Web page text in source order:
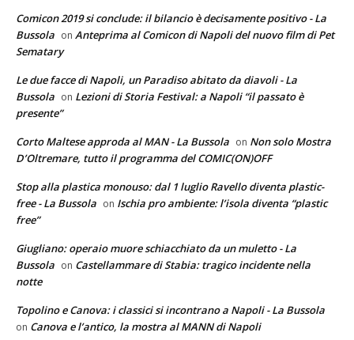
Comicon 2019 si conclude: il bilancio è decisamente positivo - La
Bussola on Anteprima al Comicon di Napoli del nuovo film di Pet
Sematary
Le due facce di Napoli, un Paradiso abitato da diavoli - La
Bussola on Lezioni di Storia Festival: a Napoli “il passato è
presente”
Corto Maltese approda al MAN - La Bussola on Non solo Mostra
D’Oltremare, tutto il programma del COMIC(ON)OFF
Stop alla plastica monouso: dal 1 luglio Ravello diventa plastic-
free - La Bussola on Ischia pro ambiente: l’isola diventa “plastic
free”
Giugliano: operaio muore schiacchiato da un muletto - La
Bussola on Castellammare di Stabia: tragico incidente nella
notte
Topolino e Canova: i classici si incontrano a Napoli - La Bussola
on Canova e l’antico, la mostra al MANN di Napoli